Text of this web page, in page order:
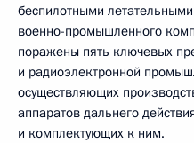
беспилотными
военно-промышленного
поражены пять ключевых
и радиоэлектронной
осуществляющих
аппаратов дальнего
и комплектующих к ним.